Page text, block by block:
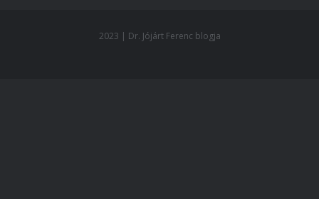
2023 | Dr. Jójárt Ferenc blogja